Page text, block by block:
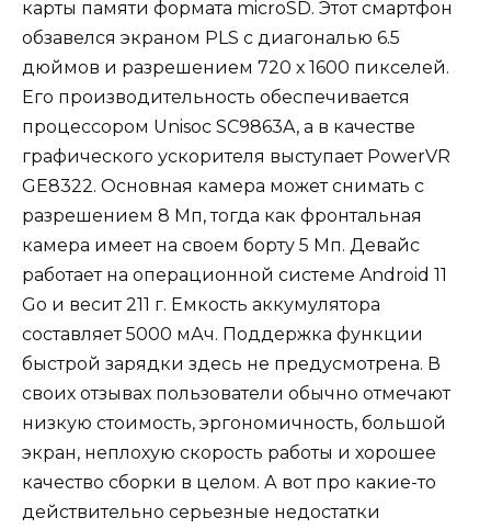
карты памяти формата microSD. Этот смартфон
обзавелся экраном PLS с диагональю 6.5
дюймов и разрешением 720 х 1600 пикселей.
Его производительность обеспечивается
процессором Unisoc SC9863A, а в качестве
графического ускорителя выступает PowerVR
GE8322. Основная камера может снимать с
разрешением 8 Мп, тогда как фронтальная
камера имеет на своем борту 5 Мп. Девайс
работает на операционной системе Android 11
Go и весит 211 г. Емкость аккумулятора
составляет 5000 мАч. Поддержка функции
быстрой зарядки здесь не предусмотрена. В
своих отзывах пользователи обычно отмечают
низкую стоимость, эргономичность, большой
экран, неплохую скорость работы и хорошее
качество сборки в целом. А вот про какие-то
действительно серьезные недостатки